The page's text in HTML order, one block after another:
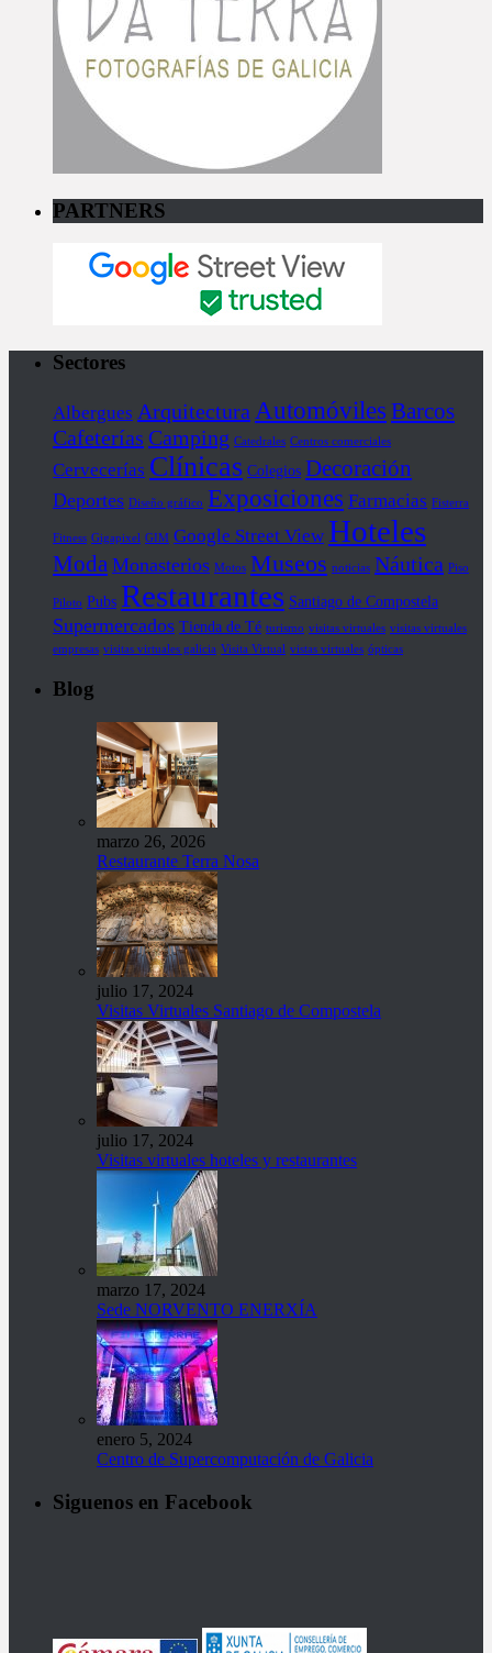
PARTNERS
Sectores
Albergues Arquitectura Automóviles Barcos
Cafeterías Camping Catedrales Centros comerciales
Cervecerías Clínicas Colegios Decoración
Deportes Diseño gráfico Exposiciones Farmacias Fisterra
Fitness Gigapixel GIM Google Street View Hoteles
Moda Monasterios Motos Museos noticias Náutica Piso
Piloto Pubs Restaurantes Santiago de Compostela
Supermercados Tienda de Té turismo visitas virtuales visitas virtuales
empresas visitas virtuales galicia Visita Virtual vistas virtuales ópticas
Blog
marzo 26, 2026
Restaurante Terra Nosa
julio 17, 2024
Visitas Virtuales Santiago de Compostela
julio 17, 2024
Visitas virtuales hoteles y restaurantes
marzo 17, 2024
Sede NORVENTO ENERXÍA
enero 5, 2024
Centro de Supercomputación de Galicia
Siguenos en Facebook